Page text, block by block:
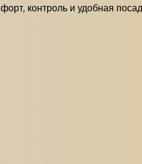
контроль и удобная